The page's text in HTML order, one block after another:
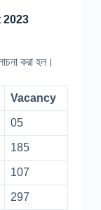
2023
করা হল।
Vacancy
05
185
107
297